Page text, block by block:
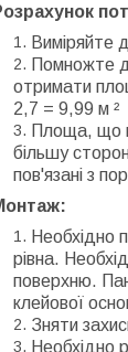
Виміряйте
Помножте
отримати
2,7 = 9,99 м ²
Площа, що
більшу
пов'язані з
Необхідно
рівна.
поверхню.
клейової
Зняти
Необхідно